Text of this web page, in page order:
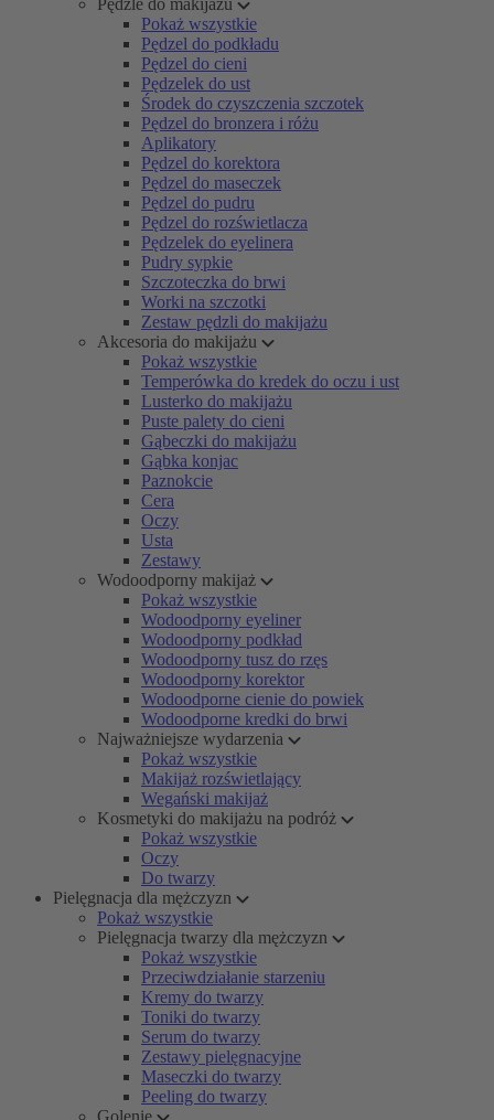
Pędzle do makijażu
Pokaż wszystkie
Pędzel do podkładu
Pędzel do cieni
Pędzelek do ust
Środek do czyszczenia szczotek
Pędzel do bronzera i różu
Aplikatory
Pędzel do korektora
Pędzel do maseczek
Pędzel do pudru
Pędzel do rozświetlacza
Pędzelek do eyelinera
Pudry sypkie
Szczoteczka do brwi
Worki na szczotki
Zestaw pędzli do makijażu
Akcesoria do makijażu
Pokaż wszystkie
Temperówka do kredek do oczu i ust
Lusterko do makijażu
Puste palety do cieni
Gąbeczki do makijażu
Gąbka konjac
Paznokcie
Cera
Oczy
Usta
Zestawy
Wodoodporny makijaż
Pokaż wszystkie
Wodoodporny eyeliner
Wodoodporny podkład
Wodoodporny tusz do rzęs
Wodoodporny korektor
Wodoodporne cienie do powiek
Wodoodporne kredki do brwi
Najważniejsze wydarzenia
Pokaż wszystkie
Makijaż rozświetlający
Wegański makijaż
Kosmetyki do makijażu na podróż
Pokaż wszystkie
Oczy
Do twarzy
Pielęgnacja dla mężczyzn
Pokaż wszystkie
Pielęgnacja twarzy dla mężczyzn
Pokaż wszystkie
Przeciwdziałanie starzeniu
Kremy do twarzy
Toniki do twarzy
Serum do twarzy
Zestawy pielęgnacyjne
Maseczki do twarzy
Peeling do twarzy
Golenie